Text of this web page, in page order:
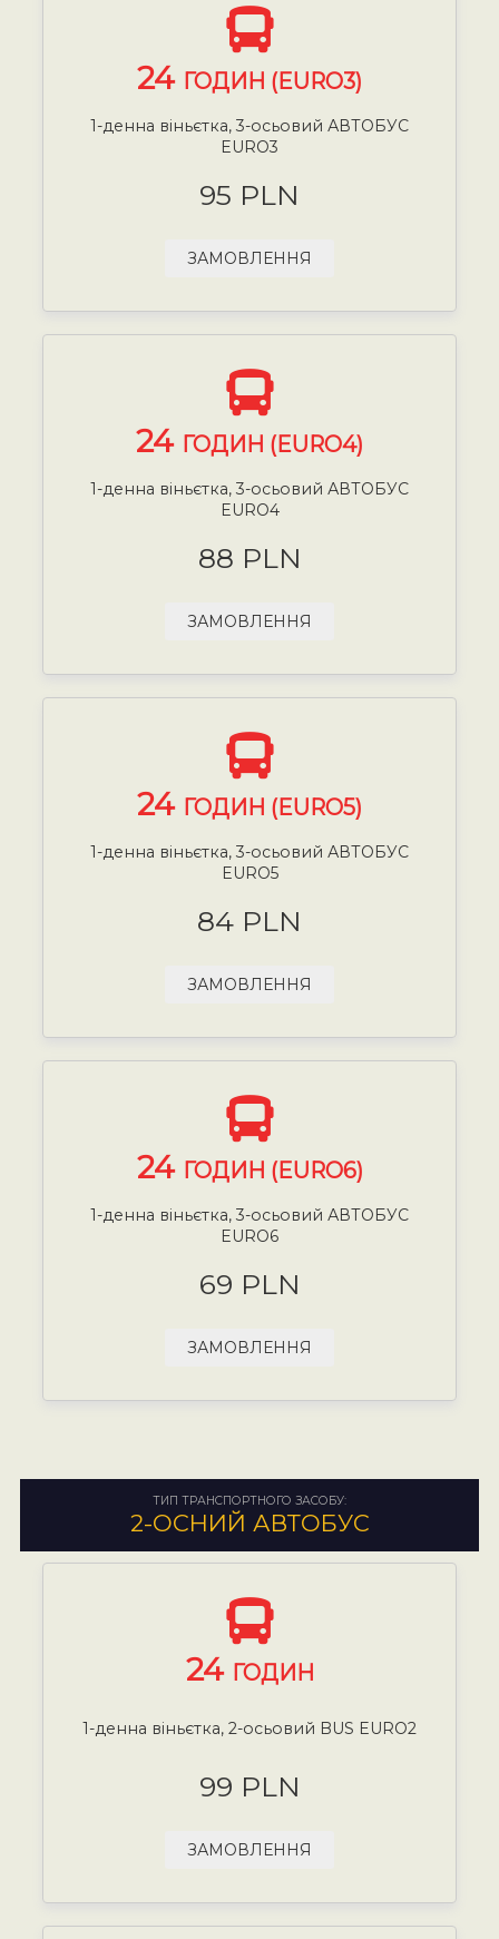
24 ГОДИН (EURO3)
1-денна віньєтка, 3-осьовий АВТОБУС
EURO3
95 PLN
ЗАМОВЛЕННЯ
24 ГОДИН (EURO4)
1-денна віньєтка, 3-осьовий АВТОБУС
EURO4
88 PLN
ЗАМОВЛЕННЯ
24 ГОДИН (EURO5)
1-денна віньєтка, 3-осьовий АВТОБУС
EURO5
84 PLN
ЗАМОВЛЕННЯ
24 ГОДИН (EURO6)
1-денна віньєтка, 3-осьовий АВТОБУС
EURO6
69 PLN
ЗАМОВЛЕННЯ
ТИП ТРАНСПОРТНОГО ЗАСОБУ:
2-ОСНИЙ АВТОБУС
24 ГОДИН
1-денна віньєтка, 2-осьовий BUS EURO2
99 PLN
ЗАМОВЛЕННЯ